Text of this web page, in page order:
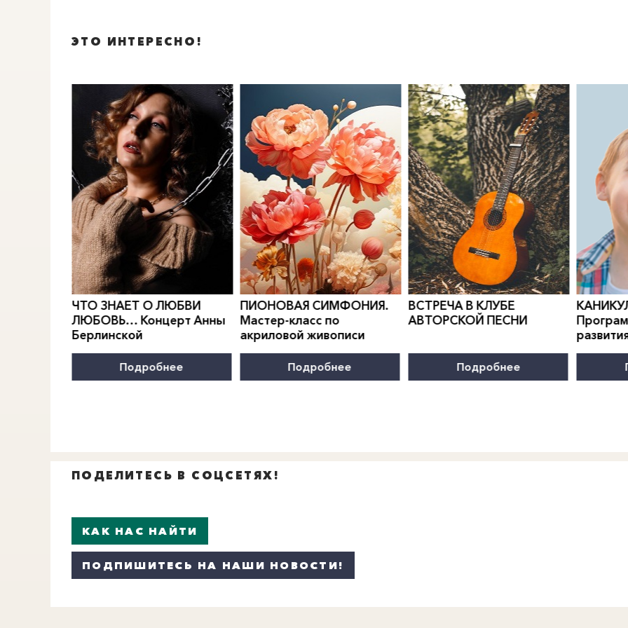
ЭТО ИНТЕРЕСНО!
0">
ЧТО ЗНАЕТ О ЛЮБВИ
ЛЮБОВЬ… Концерт Анны
Берлинской
Подробнее
0">
ПИОНОВАЯ СИМФОНИЯ.
Мастер-класс по
акриловой живописи
Подробнее
0">
ВСТРЕЧА В КЛУБЕ
АВТОРСКОЙ ПЕСНИ
Подробнее
0">
ПОДЕЛИТЕСЬ В СОЦСЕТЯХ!
КАК НАС НАЙТИ
ПОДПИШИТЕСЬ НА НАШИ НОВОСТИ!